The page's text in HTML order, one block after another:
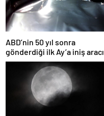
ABD’nin 50 yıl sonra
gönderdiği ilk Ay’a iniş aracı
Peregrine atmosferde
yanarak denize düştü